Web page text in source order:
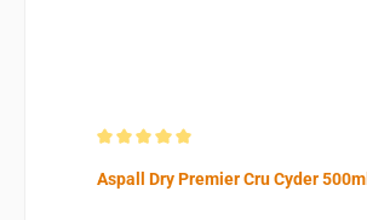
Aspall Dry Premier Cru Cyder 500ml